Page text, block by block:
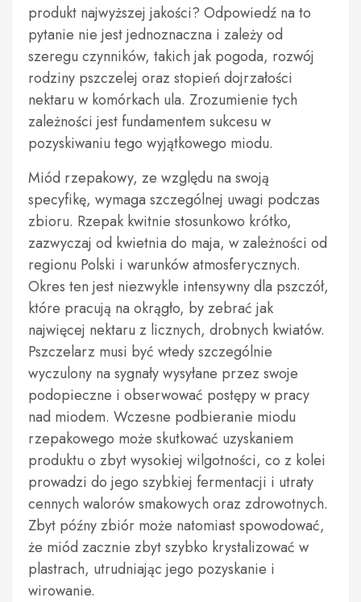
produkt najwyższej jakości? Odpowiedź na to
pytanie nie jest jednoznaczna i zależy od
szeregu czynników, takich jak pogoda, rozwój
rodziny pszczelej oraz stopień dojrzałości
nektaru w komórkach ula. Zrozumienie tych
zależności jest fundamentem sukcesu w
pozyskiwaniu tego wyjątkowego miodu.
Miód rzepakowy, ze względu na swoją
specyfikę, wymaga szczególnej uwagi podczas
zbioru. Rzepak kwitnie stosunkowo krótko,
zazwyczaj od kwietnia do maja, w zależności od
regionu Polski i warunków atmosferycznych.
Okres ten jest niezwykle intensywny dla pszczół,
które pracują na okrągło, by zebrać jak
najwięcej nektaru z licznych, drobnych kwiatów.
Pszczelarz musi być wtedy szczególnie
wyczulony na sygnały wysyłane przez swoje
podopieczne i obserwować postępy w pracy
nad miodem. Wczesne podbieranie miodu
rzepakowego może skutkować uzyskaniem
produktu o zbyt wysokiej wilgotności, co z kolei
prowadzi do jego szybkiej fermentacji i utraty
cennych walorów smakowych oraz zdrowotnych.
Zbyt późny zbiór może natomiast spowodować,
że miód zacznie zbyt szybko krystalizować w
plastrach, utrudniając jego pozyskanie i
wirowanie.